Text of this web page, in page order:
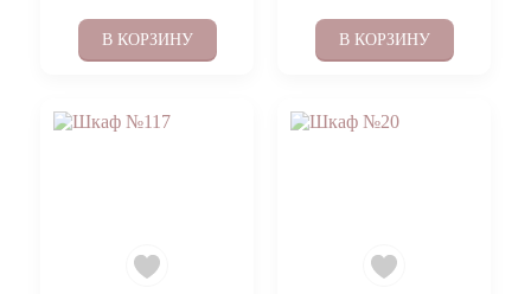
В КОРЗИНУ В КОРЗИНУ